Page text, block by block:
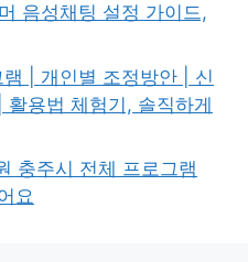
음성채팅 설정 가이드,
| 개인별 조정방안 | 신
용법 체험기, 솔직하게
충주시 전체 프로그램
요